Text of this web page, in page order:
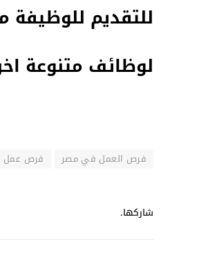
للتقديم للوظيفة
لوظائف متنوعة
فرص العمل في مصر فرص
شاركها.